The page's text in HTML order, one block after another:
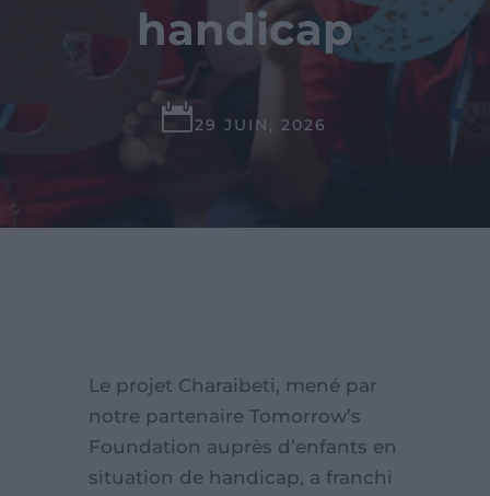
handicap
29 JUIN, 2026
Le projet Charaibeti, mené par
notre partenaire Tomorrow’s
Foundation auprès d’enfants en
situation de handicap, a franchi